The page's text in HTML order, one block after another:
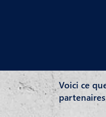
Voici ce
partenaires